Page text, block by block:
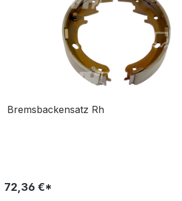
Bremsbackensatz Rh
72,36 €*